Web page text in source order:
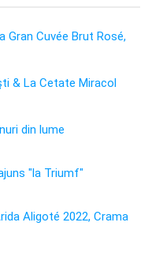
Gran Cuvée Brut Rosé,
& La Cetate Miracol
din lume
"la Triumf"
Aligoté 2022, Crama